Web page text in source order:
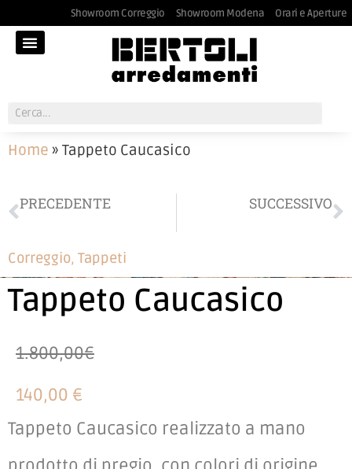
Showroom Correggio Showroom Modena Orari e Aperture
Home » Tappeto Caucasico
PRECEDENTE SUCCESSIVO
Correggio, Tappeti
Tappeto Caucasico
1.800,00€
140,00 €
Tappeto Caucasico realizzato a mano